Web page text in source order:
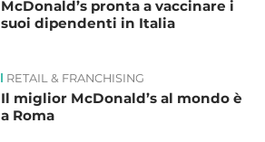
McDonald’s pronta a vaccinare i
suoi dipendenti in Italia
RETAIL & FRANCHISING
Il miglior McDonald’s al mondo è
a Roma